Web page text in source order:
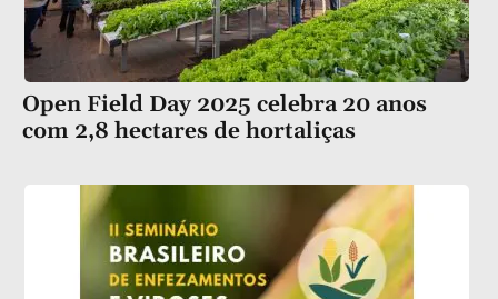
Open Field Day 2025 celebra 20 anos
com 2,8 hectares de hortaliças